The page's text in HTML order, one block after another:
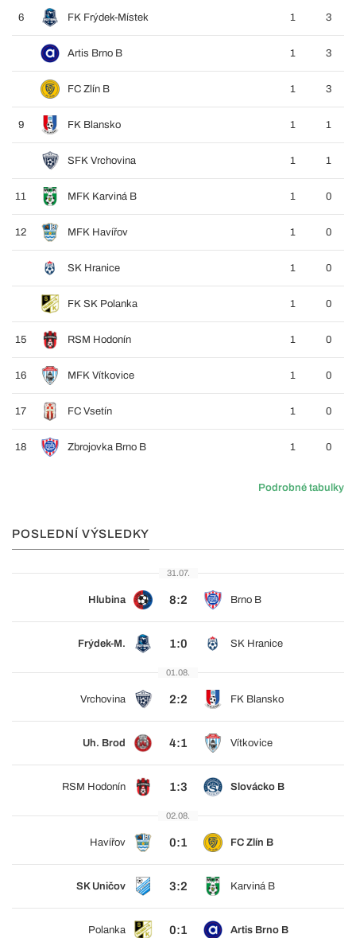
6 FK Frýdek-Místek 1 3
Artis Brno B 1 3
FC Zlín B 1 3
9 FK Blansko 1 1
SFK Vrchovina 1 1
11 MFK Karviná B 1 0
12 MFK Havířov 1 0
SK Hranice 1 0
FK SK Polanka 1 0
15 RSM Hodonín 1 0
16 MFK Vítkovice 1 0
17 FC Vsetín 1 0
18 Zbrojovka Brno B 1 0
Podrobné tabulky
POSLEDNÍ VÝSLEDKY
31.07.
Hlubina 8:2 Brno B
Frýdek-M. 1:0 SK Hranice
01.08.
Vrchovina 2:2 FK Blansko
Uh. Brod 4:1 Vítkovice
RSM Hodonín 1:3 Slovácko B
02.08.
Havířov 0:1 FC Zlín B
SK Uničov 3:2 Karviná B
Polanka 0:1 Artis Brno B